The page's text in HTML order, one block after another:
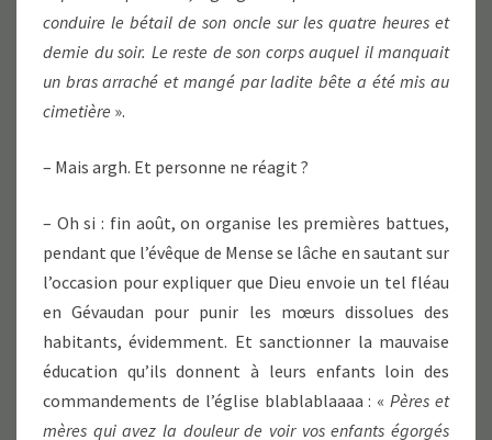
conduire le bétail de son oncle sur les quatre heures et
demie du soir. Le reste de son corps auquel il manquait
un bras arraché et mangé par ladite bête a été mis au
cimetière ».
– Mais argh. Et personne ne réagit ?
– Oh si : fin août, on organise les premières battues,
pendant que l’évêque de Mense se lâche en sautant sur
l’occasion pour expliquer que Dieu envoie un tel fléau
en Gévaudan pour punir les mœurs dissolues des
habitants, évidemment. Et sanctionner la mauvaise
éducation qu’ils donnent à leurs enfants loin des
commandements de l’église blablablaaaa : «Pères et
mères qui avez la douleur de voir vos enfants égorgés